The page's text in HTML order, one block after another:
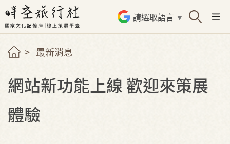
請選取語言 ▼
最新消息
網站新功能上線 歡迎來策展
體驗